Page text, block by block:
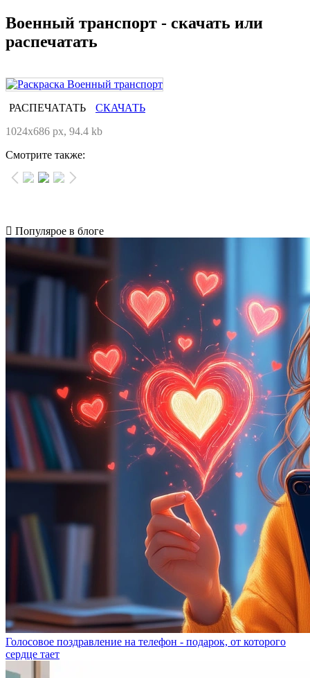
Военный транспорт - скачать или
распечатать
РАСПЕЧАТАТЬ
СКАЧАТЬ
1024x686 px, 94.4 kb
Смотрите также:
Популярое в блоге
Голосовое поздравление на телефон - подарок, от которого
сердце тает